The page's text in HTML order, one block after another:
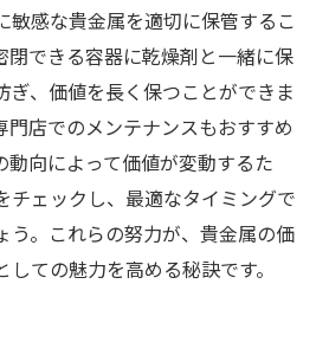
敏感な貴金属を適切に保管するこ
閉できる容器に乾燥剤と一緒に保
ぎ、価値を長く保つことができま
門店でのメンテナンスもおすすめ
動向によって価値が変動するた
チェックし、最適なタイミングで
う。これらの努力が、貴金属の価
ての魅力を高める秘訣です。